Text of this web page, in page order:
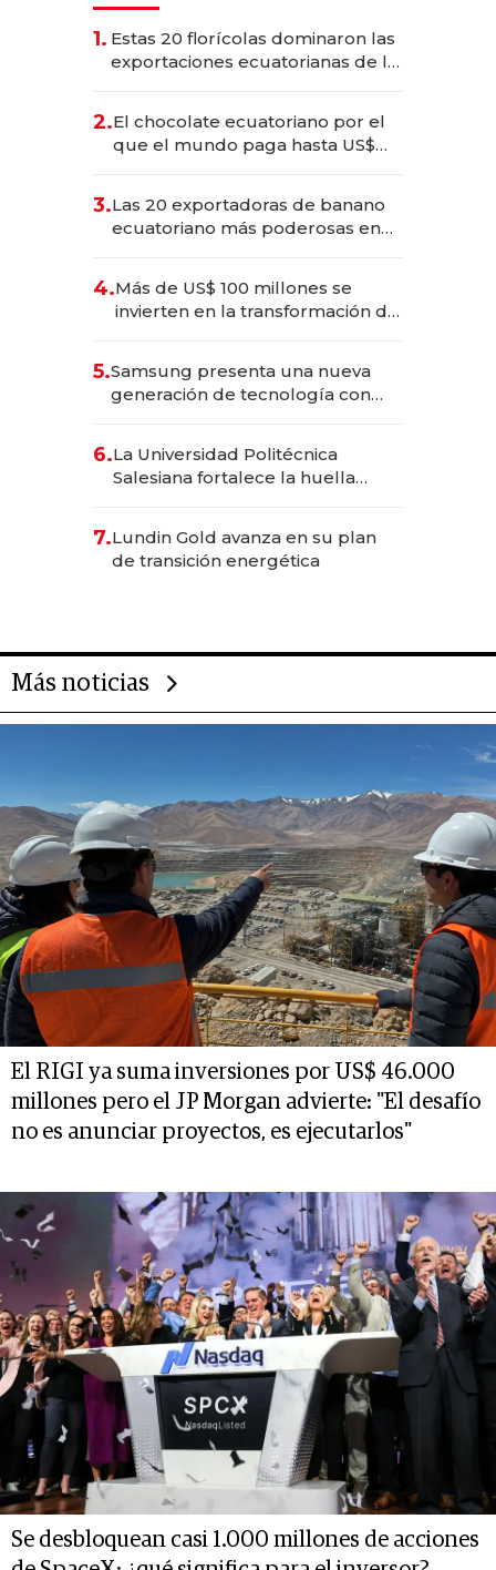
1. Estas 20 florícolas dominaron las
exportaciones ecuatorianas de la
2.El chocolate ecuatoriano por el
que el mundo paga hasta US$
3.Las 20 exportadoras de banano
ecuatoriano más poderosas en
4.Más de US$ 100 millones se
invierten en la transformación de
5.Samsung presenta una nueva
generación de tecnología con
6.La Universidad Politécnica
Salesiana fortalece la huella
7.Lundin Gold avanza en su plan
de transición energética
Más noticias
El RIGI ya suma inversiones por US$ 46.000
millones pero el JP Morgan advierte: "El desafío
no es anunciar proyectos, es ejecutarlos"
Se desbloquean casi 1.000 millones de acciones